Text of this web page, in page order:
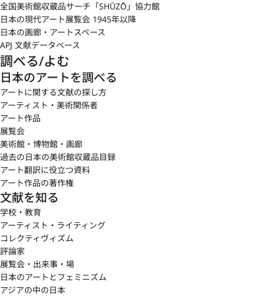
全国美術館収蔵品サーチ「SHŪZŌ」協力館
日本の現代アート展覧会 1945年以降
日本の画廊・アートスペース
APJ 文献データベース
調べる/よむ
日本のアートを調べる
アートに関する文献の探し方
アーティスト・美術関係者
アート作品
展覧会
美術館・博物館・画廊
過去の日本の美術館収蔵品目録
アート翻訳に役立つ資料
アート作品の著作権
文献を知る
学校・教育
アーティスト・ライティング
コレクティヴィズム
評論家
展覧会・出来事・場
日本のアートとフェミニズム
アジアの中の日本